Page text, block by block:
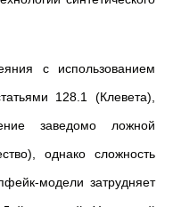
с использованием
128.1 (Клевета),
заведомо ложной
однако сложность
модели затрудняет